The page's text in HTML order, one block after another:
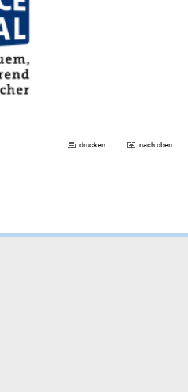
drucken nach oben